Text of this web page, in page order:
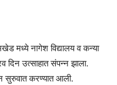
मध्ये नागेश विद्यालय व कन्या
दिन उत्साहात संपन्न झाला.
सुरुवात करण्यात आली.